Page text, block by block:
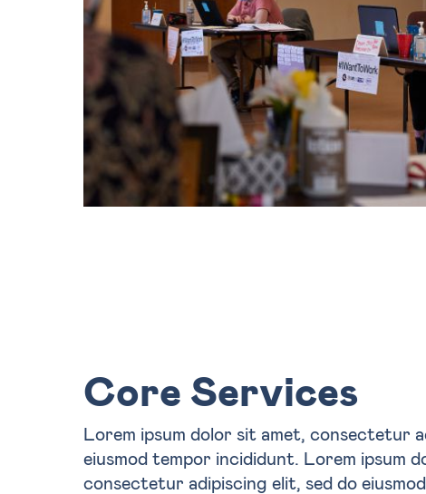
Core Services
Lorem ipsum dolor sit amet, consectetur
eiusmod tempor incididunt. Lorem ipsum
consectetur adipiscing elit, sed do